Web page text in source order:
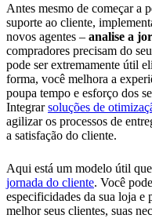
Antes mesmo de começar a
suporte ao cliente,
novos agentes – analise a
compradores precisam do
pode ser extremamente útil
forma, você melhora a
poupa tempo e esforço dos
Integrarsoluções de
agilizar os processos de
a satisfação do cliente.
Aqui está um modelo útil
jornada do cliente. Você
especificidades da sua loja e
melhor seus clientes, suas